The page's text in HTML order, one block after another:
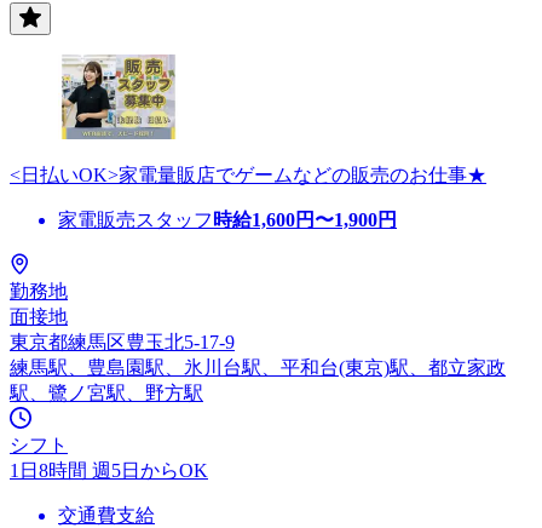
<日払いOK>家電量販店でゲームなどの販売のお仕事★
家電販売スタッフ 時給1,600円〜1,900円
勤務地
面接地
東京都練馬区豊玉北5-17-9
練馬駅、豊島園駅、氷川台駅、平和台(東京)駅、都立家政
駅、鷺ノ宮駅、野方駅
シフト
1日8時間 週5日からOK
交通費支給